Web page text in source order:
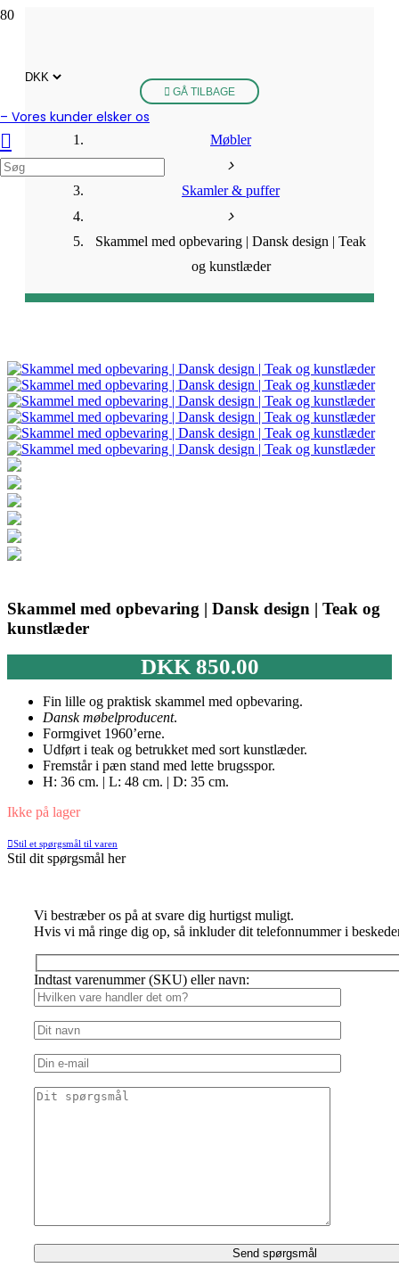
– Vores kunder elsker os
GÅ TILBAGE
Møbler
Skamler & puffer
Skammel med opbevaring | Dansk design | Teak
og kunstlæder
Skammel med opbevaring | Dansk design | Teak og
kunstlæder
DKK850.00
Fin lille og praktisk skammel med opbevaring.
Dansk møbelproducent.
Formgivet 1960’erne.
Udført i teak og betrukket med sort kunstlæder.
Fremstår i pæn stand med lette brugsspor.
H: 36 cm. | L: 48 cm. | D: 35 cm.
Ikke på lager
Stil et spørgsmål til varen
Stil dit spørgsmål her
Vi bestræber os på at svare dig hurtigst muligt.
Hvis vi må ringe dig op, så inkluder dit telefonnummer i
Indtast varenummer (SKU) eller navn: